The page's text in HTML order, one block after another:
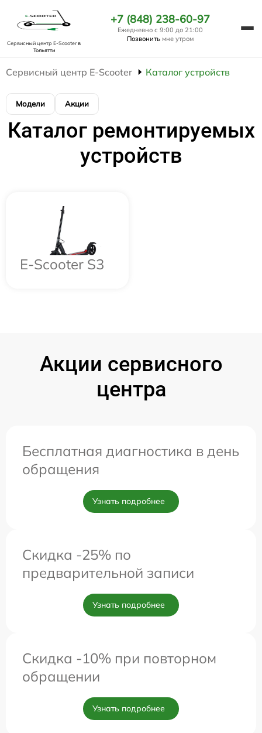
Сервисный центр E-Scooterв
Тольятти
+7 (848) 238-60-97
Ежедневно с 9:00 до 21:00
Позвонить мне утром
Сервисный центр E-Scooter Каталог устройств
Модели Акции
Каталог ремонтируемых
устройств
E-Scooter S3
Акции сервисного
центра
Бесплатная диагностика в день
обращения
Узнать подробнее
Скидка -25% по
предварительной записи
Узнать подробнее
Скидка -10% при повторном
обращении
Узнать подробнее